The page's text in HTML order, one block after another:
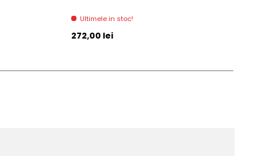
Ultimele in stoc!
Pret initial
272,00 lei